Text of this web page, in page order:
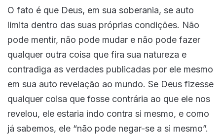
O fato é que Deus, em sua soberania, se auto
limita dentro das suas próprias condições. Não
pode mentir, não pode mudar e não pode fazer
qualquer outra coisa que fira sua natureza e
contradiga as verdades publicadas por ele mesmo
em sua auto revelação ao mundo. Se Deus fizesse
qualquer coisa que fosse contrária ao que ele nos
revelou, ele estaria indo contra si mesmo, e como
já sabemos, ele “não pode negar-se a si mesmo”.